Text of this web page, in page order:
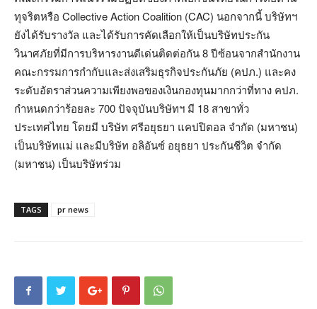
ทุจริตหรือ Collective Action Coalition (CAC) นอกจากนี้ บริษัทฯ
ยังได้รับรางวัล และได้รับการคัดเลือกให้เป็นบริษัทประกัน
วินาศภัยที่มีการบริหารงานดีเด่นติดต่อกัน 8 ปีซ้อนจากสำนักงาน
คณะกรรมการกำกับและส่งเสริมธุรกิจประกันภัย (คปภ.) และคง
ระดับอัตราส่วนความเพียงพอของเงินกองทุนมากกว่าที่ทาง คปภ.
กำหนดกว่าร้อยละ 700 ปัจจุบันบริษัทฯ มี 18 สาขาทั่ว
ประเทศไทย โดยมี บริษัท ศรีอยุธยา แคปปิตอล จำกัด (มหาชน)
เป็นบริษัทแม่ และมีบริษัท อลิอันซ์ อยุธยา ประกันชีวิต จำกัด
(มหาชน) เป็นบริษัทร่วม
TAGS pr news